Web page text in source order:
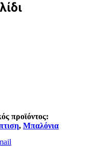
προϊόντος:
, Μπαλόνια